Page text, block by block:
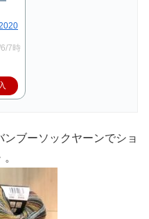
7時
ブーソックヤーンでショ